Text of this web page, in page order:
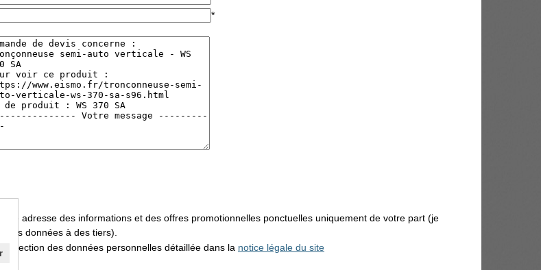
*
adresse des informations et des offres promotionnelles ponctuelles uniquement de votre part (je
données à des tiers).
protection des données personnelles détaillée dans la notice légale du site